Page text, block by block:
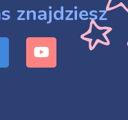
znajdziesz